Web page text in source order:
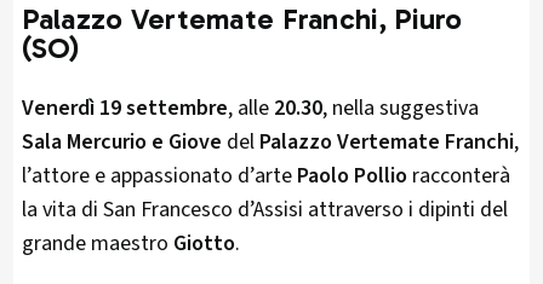
Palazzo Vertemate Franchi, Piuro
(SO)
Venerdì 19 settembre, alle 20.30, nella suggestiva
Sala Mercurio e Giove del Palazzo Vertemate Franchi,
l’attore e appassionato d’arte Paolo Pollio racconterà
la vita di San Francesco d’Assisi attraverso i dipinti del
grande maestro Giotto.